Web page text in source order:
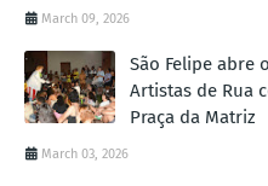
March 09, 2026
São Felipe abre
Artistas de Rua
Praça da Matriz
March 03, 2026